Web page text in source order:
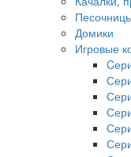
Домики
Игровые